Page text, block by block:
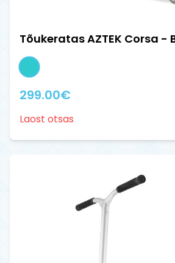
Tõukeratas AZTEK Corsa -
299.00€
Laost otsas